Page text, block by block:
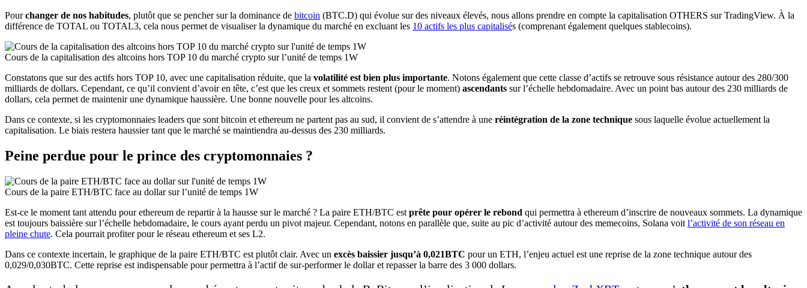
Pourchanger de nos habitudes, plutôt que se pencher sur la dominance de bitcoin (BTC.D) qui évolue sur des niveaux élevés, nous allons prendre en compte la capitalisation OTHERS sur TradingView. À la
différence de TOTAL ou TOTAL3, cela nous permet de visualiser la dynamique du marché en excluant les 10 actifs les plus capitalisés (comprenant également quelques stablecoins).
Cours de la capitalisation des altcoins hors TOP 10 du marché crypto sur l’unité de temps 1W
Constatons que sur des actifs hors TOP 10, avec une capitalisation réduite, que la volatilité est bien plus importante. Notons également que cette classe d’actifs se retrouve sous résistance autour des 280/300
milliards de dollars. Cependant, ce qu’il convient d’avoir en tête, c’est que les creux et sommets restent (pour le moment) ascendants sur l’échelle hebdomadaire. Avec un point bas autour des 230 milliards de
dollars, cela permet de maintenir une dynamique haussière. Une bonne nouvelle pour les altcoins.
Dans ce contexte, si les cryptomonnaies leaders que sont bitcoin et ethereum ne partent pas au sud, il convient de s’attendre à une réintégration de la zone technique sous laquelle évolue actuellement la
capitalisation. Le biais restera haussier tant que le marché se maintiendra au-dessus des 230 milliards.
Peine perdue pour le prince des cryptomonnaies ?
Cours de la paire ETH/BTC face au dollar sur l’unité de temps 1W
Est-ce le moment tant attendu pour ethereum de repartir à la hausse sur le marché ? La paire ETH/BTC est prête pour opérer le rebond qui permettra à ethereum d’inscrire de nouveaux sommets. La dynamique
est toujours baissière sur l’échelle hebdomadaire, le cours ayant perdu un pivot majeur. Cependant, notons en parallèle que, suite au pic d’activité autour des memecoins, Solana voit l’activité de son réseau en
pleine chute. Cela pourrait profiter pour le réseau ethereum et ses L2.
Dans ce contexte incertain, le graphique de la paire ETH/BTC est plutôt clair. Avec un excès baissier jusqu’à 0,021BTC pour un ETH, l’enjeu actuel est une reprise de la zone technique autour des
0,029/0,030BTC. Cette reprise est indispensable pour permettra à l’actif de sur-performer le dollar et repasser la barre des 3 000 dollars.